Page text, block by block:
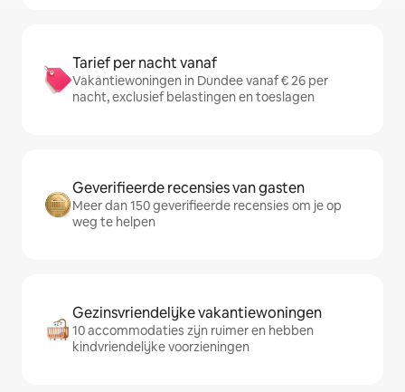
Tarief per nacht vanaf
Vakantiewoningen in Dundee vanaf € 26 per
nacht, exclusief belastingen en toeslagen
Geverifieerde recensies van gasten
Meer dan 150 geverifieerde recensies om je op
weg te helpen
Gezinsvriendelijke vakantiewoningen
10 accommodaties zijn ruimer en hebben
kindvriendelijke voorzieningen